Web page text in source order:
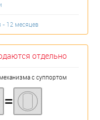
- 12 месяцев
отдельно
с суппортом